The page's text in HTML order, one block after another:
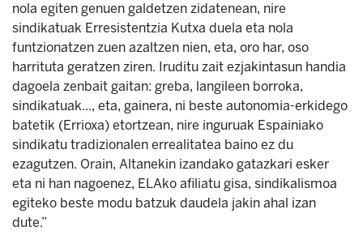
nola egiten genuen galdetzen zidatenean, nire
sindikatuak Erresistentzia Kutxa duela eta nola
funtzionatzen zuen azaltzen nien, eta, oro har, oso
harrituta geratzen ziren. Iruditu zait ezjakintasun handia
dagoela zenbait gaitan: greba, langileen borroka,
sindikatuak..., eta, gainera, ni beste autonomia-erkidego
batetik (Errioxa) etortzean, nire inguruak Espainiako
sindikatu tradizionalen errealitatea baino ez du
ezagutzen. Orain, Altanekin izandako gatazkari esker
eta ni han nagoenez, ELAko afiliatu gisa, sindikalismoa
egiteko beste modu batzuk daudela jakin ahal izan
dute.”